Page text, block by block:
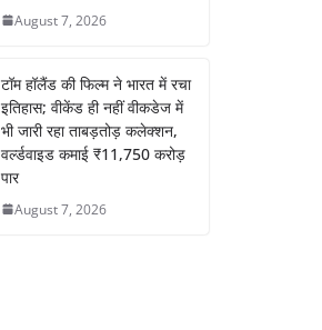
August 7, 2026
टॉम हॉलैंड की फिल्म ने भारत में रचा
इतिहास; वीकेंड ही नहीं वीकडेज में
भी जारी रहा ताबड़तोड़ कलेक्शन,
वर्ल्डवाइड कमाई ₹11,750 करोड़
पार
August 7, 2026